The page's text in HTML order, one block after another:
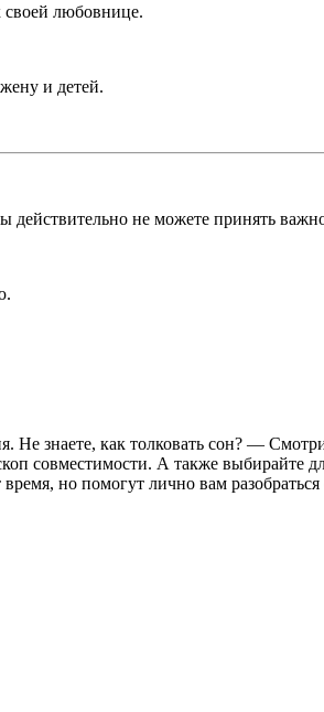
своей любовнице.
и детей.
действительно не можете принять
знаете, как толковать сон? —
совместимости. А также выбирайте
но помогут лично вам